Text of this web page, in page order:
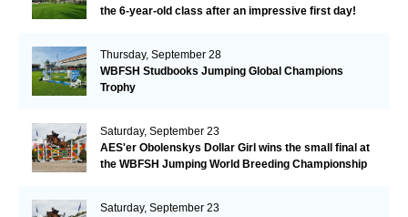
the 6-year-old class after an impressive first day!​
Thursday, September 28
WBFSH Studbooks Jumping Global Champions
Trophy
Saturday, September 23
AES'er Obolenskys Dollar Girl wins the small final at
the WBFSH Jumping World Breeding Championship
Saturday, September 23